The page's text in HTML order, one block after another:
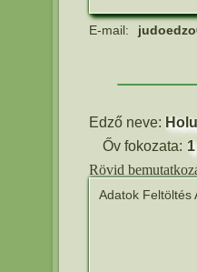
E-mail:
Edző neve:
Őv fokozata:
Rövid
Adatok Feltöltés